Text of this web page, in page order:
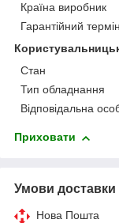
Країна виробник
Гарантійний термін
Стан
Тип обладнання
Відповідальна
Приховати
Умови доставки
Нова Пошта